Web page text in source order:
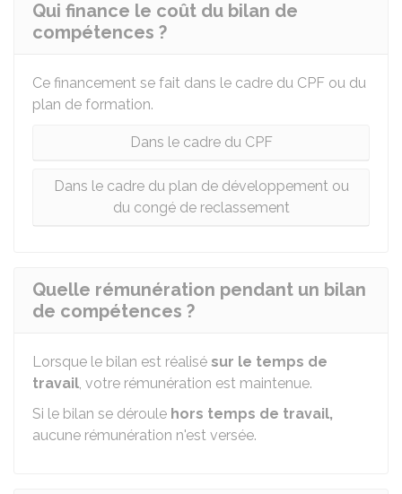
Qui finance le coût du bilan de
compétences ?
Ce financement se fait dans le cadre du CPF ou du
plan de formation.
Dans le cadre du CPF
Dans le cadre du plan de développement ou
du congé de reclassement
Quelle rémunération pendant un bilan
de compétences ?
Lorsque le bilan est réalisé sur le temps de
travail, votre rémunération est maintenue.
Si le bilan se déroule hors temps de travail,
aucune rémunération n'est versée.